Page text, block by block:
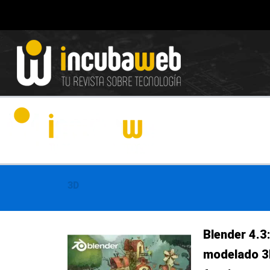
contenido
3D
Blender
modelado
Página
Página
Página